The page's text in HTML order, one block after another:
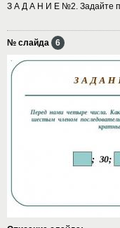
З А Д А Н И Е №2. Задайте
№ слайда 6